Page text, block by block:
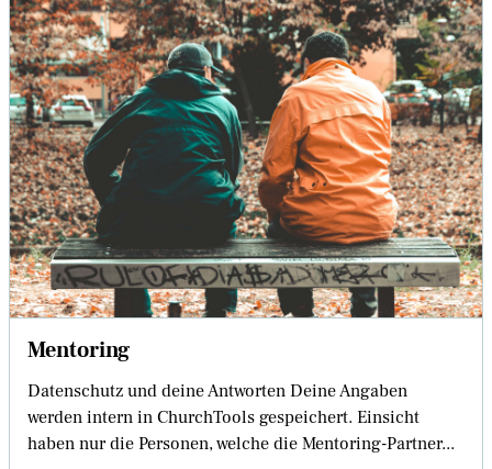
Mentoring
Datenschutz und deine Antworten Deine Angaben
werden intern in ChurchTools gespeichert. Einsicht
haben nur die Personen, welche die Mentoring-Partner...